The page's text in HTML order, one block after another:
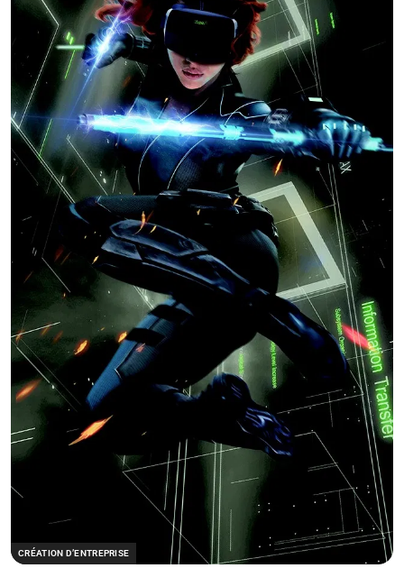
CRÉATION D’ENTREPRISE